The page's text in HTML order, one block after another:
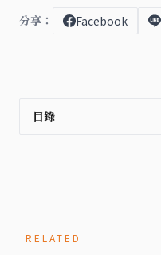
分享： Facebook
目錄
RELATED